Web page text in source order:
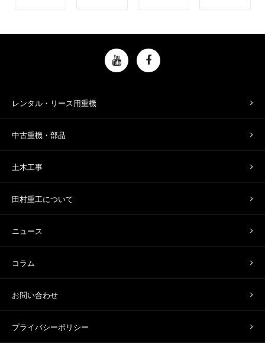
レンタル・リース用重機
中古重機・部品
土木工事
田村重工について
ニュース
コラム
お問い合わせ
プライバシーポリシー